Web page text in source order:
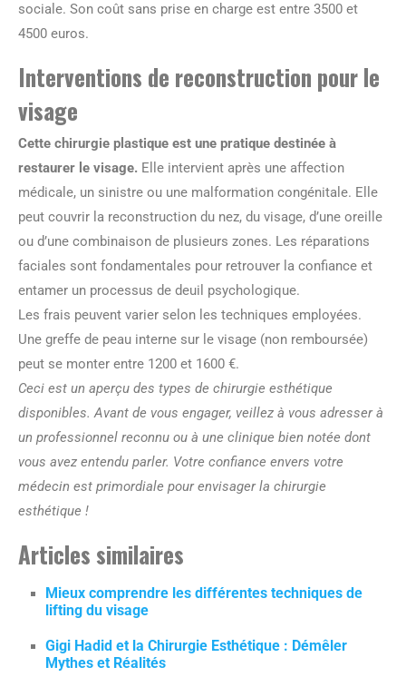
sociale. Son coût sans prise en charge est entre 3500 et
4500 euros.
Interventions de reconstruction pour le
visage
Cette chirurgie plastique est une pratique destinée à
restaurer le visage. Elle intervient après une affection
médicale, un sinistre ou une malformation congénitale. Elle
peut couvrir la reconstruction du nez, du visage, d’une oreille
ou d’une combinaison de plusieurs zones. Les réparations
faciales sont fondamentales pour retrouver la confiance et
entamer un processus de deuil psychologique.
Les frais peuvent varier selon les techniques employées.
Une greffe de peau interne sur le visage (non remboursée)
peut se monter entre 1200 et 1600 €.
Ceci est un aperçu des types de chirurgie esthétique
disponibles. Avant de vous engager, veillez à vous adresser à
un professionnel reconnu ou à une clinique bien notée dont
vous avez entendu parler. Votre confiance envers votre
médecin est primordiale pour envisager la chirurgie
esthétique !
Articles similaires
Mieux comprendre les différentes techniques de
lifting du visage
Gigi Hadid et la Chirurgie Esthétique : Démêler
Mythes et Réalités